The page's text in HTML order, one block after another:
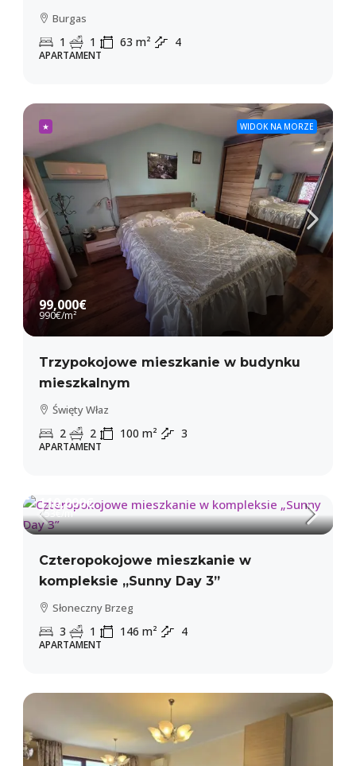
Burgas
1 1 63 m² 4
APARTAMENT
★ WIDOK NA MORZE
99,000€
990€/m²
Trzypokojowe mieszkanie w budynku
mieszkalnym
Święty Właz
2 2 100 m² 3
APARTAMENT
110,000€
753€/m²
Czteropokojowe mieszkanie w
kompleksie „Sunny Day 3”
Słoneczny Brzeg
3 1 146 m² 4
APARTAMENT